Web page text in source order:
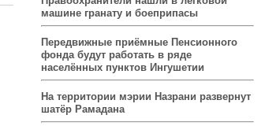
машине гранату и боеприпасы
Передвижные приёмные Пенсионного
фонда будут работать в ряде
населённых пунктов Ингушетии
На территории мэрии Назрани развернут
шатёр Рамадана